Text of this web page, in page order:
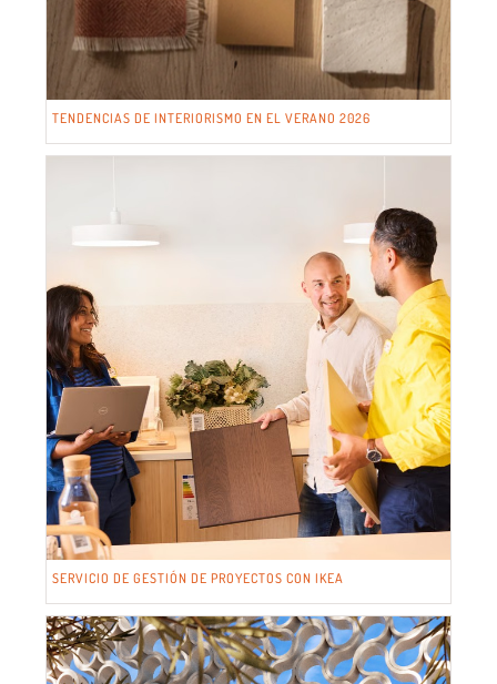
TENDENCIAS DE INTERIORISMO EN EL VERANO 2026
SERVICIO DE GESTIÓN DE PROYECTOS CON IKEA